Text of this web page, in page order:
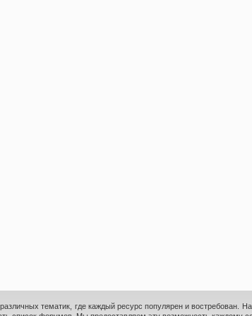
различных тематик, где каждый ресурс популярен и востребован.